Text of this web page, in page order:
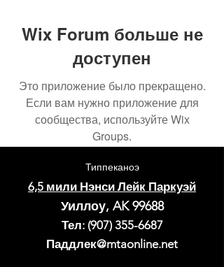
Wix Forum больше не
доступен
Это приложение было прекращено.
Если вам нужно приложение для
сообщества, используйте Wix
Groups.
Типпеканоэ
6,5 мили Нэнси Лейк Паркуэй
Уиллоу, AK 99688
Тел: (907) 355-6687
Паддлек@mtaonline.net